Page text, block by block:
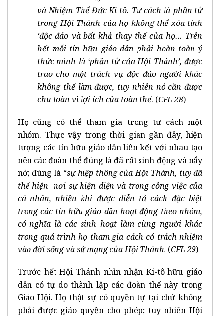
và Nhiệm Thể Đức Ki-tô. Tư cách là phần tử
trong Hội Thánh của họ không thể xóa tính
‘độc đáo và bất khả thay thế của họ… Trên
hết mỗi tín hữu giáo dân phải hoàn toàn ý
thức mình là ‘phần tử của Hội Thánh’, được
trao cho một trách vụ độc đáo người khác
không thể làm được, tuy nhiên nó cần được
chu toàn vì lợi ích của toàn thể. (CFL 28)
Họ cũng có thể tham gia trong tư cách một
nhóm. Thực vậy trong thời gian gần đây, hiện
tượng các tín hữu giáo dân liên kết với nhau tạo
nên các đoàn thể đúng là đã rất sinh động và nẩy
nở; đúng là “sự hiệp thông của Hội Thánh, tuy đã
thể hiện nơi sự hiện diện và trong công việc của
cá nhân, nhiều khi được diễn tả cách đặc biệt
trong các tín hữu giáo dân hoạt động theo nhóm,
có nghĩa là các sinh hoạt làm cùng người khác
trong quá trình họ tham gia cách có trách nhiệm
vào đời sống và sứ mạng của Hội Thánh. (CFL 29)
Trước hết Hội Thánh nhìn nhận Ki-tô hữu giáo
dân có tự do thành lập các đoàn thể này trong
Giáo Hội. Họ thật sự có quyền tự tại chứ không
phải được giáo quyền cho phép; tuy nhiên Hội